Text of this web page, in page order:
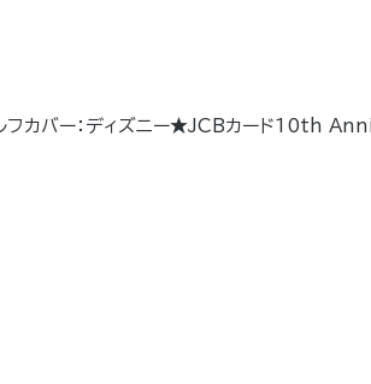
カバー：ディズニー★JCBカード10th